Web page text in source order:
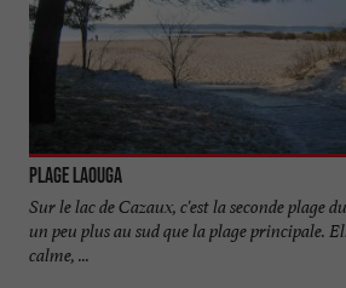
Plage Laouga
Sur le lac de Cazaux, c'est la seconde plage
un peu plus au sud que la plage principale.
calme, ...